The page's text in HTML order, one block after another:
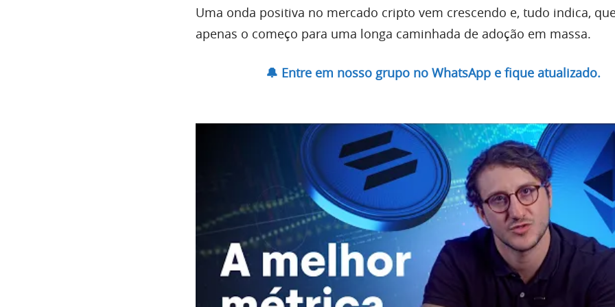
Uma onda positiva no mercado cripto vem crescendo e, tudo indica,
apenas o começo para uma longa caminhada de adoção em massa.
🔔 Entre em nosso grupo no WhatsApp e fique atualizado.